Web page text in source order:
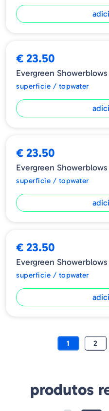
€ 23.50
Evergreen
superficie / topwater
€ 23.50
Evergreen
superficie / topwater
€ 23.50
Evergreen
superficie / topwater
1 2
produtos